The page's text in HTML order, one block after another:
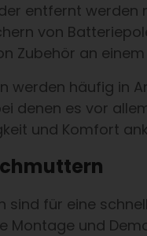
entfernt werden
von
Zubehör an einem
werden häufig in
denen es vor
und Komfort
sind für eine
Montage und